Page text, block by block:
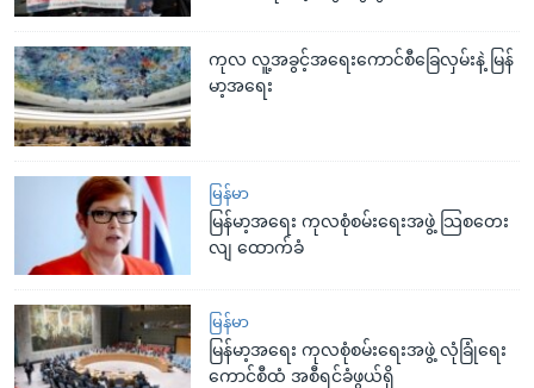
ကုလ လူ့အခွင့်အရေးကောင်စီခြေလှမ်းနဲ့ မြန်
မာ့အရေး
မြန်မာ
မြန်မာ့အရေး ကုလစုံစမ်းရေးအဖွဲ့ သြစတေး
လျ ထောက်ခံ
မြန်မာ
မြန်မာ့အရေး ကုလစုံစမ်းရေးအဖွဲ့ လုံခြုံရေး
ကောင်စီထံ အစီရင်ခံဖွယ်ရှိ